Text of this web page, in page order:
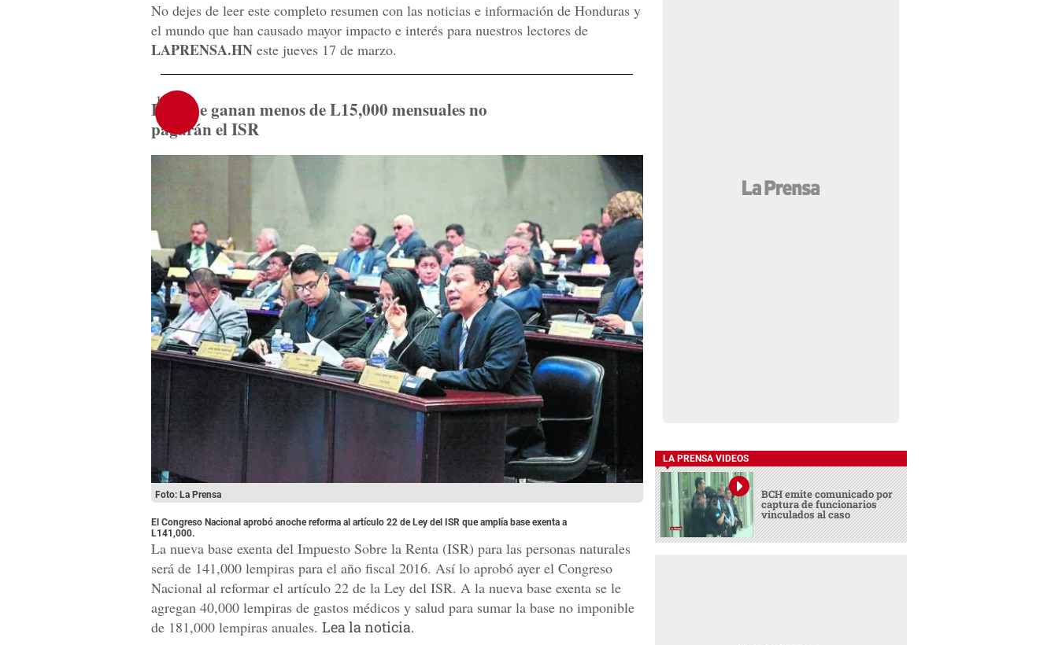
No dejes de leer este completo resumen con las noticias e información de Honduras y
el mundo que han causado mayor impacto e interés para nuestros lectores de
LAPRENSA.HN este jueves 17 de marzo.
1
Los que ganan menos de L15,000 mensuales no
pagarán el ISR
Foto: La Prensa
El Congreso Nacional aprobó anoche reforma al artículo 22 de Ley del ISR que amplía base exenta a
L141,000.
La nueva base exenta del Impuesto Sobre la Renta (ISR) para las personas naturales
será de 141,000 lempiras para el año fiscal 2016. Así lo aprobó ayer el Congreso
Nacional al reformar el artículo 22 de la Ley del ISR. A la nueva base exenta se le
agregan 40,000 lempiras de gastos médicos y salud para sumar la base no imponible
de 181,000 lempiras anuales. Lea la noticia.
LA PRENSA VIDEOS
BCH emite comunicado por
captura de funcionarios
vinculados al caso